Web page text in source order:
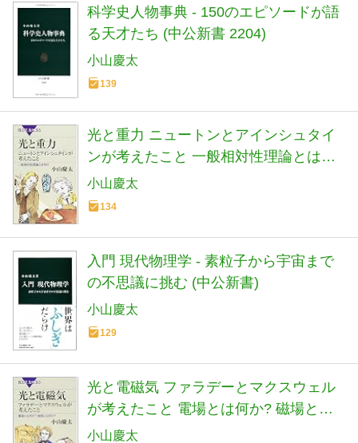
科学史人物事典 - 150のエピソードが語
る天才たち (中公新書 2204)
小山慶太
139
光と重力 ニュートンとアインシュタイ
ンが考えたこと 一般相対性理論とは何
か (ブルーバックス 1930)
小山慶太
134
入門 現代物理学 - 素粒子から宇宙まで
の不思議に挑む (中公新書)
小山慶太
129
光と電磁気 ファラデーとマクスウェル
が考えたこと 電場とは何か? 磁場とは
何か? (ブルーバックス 1982)
小山慶太